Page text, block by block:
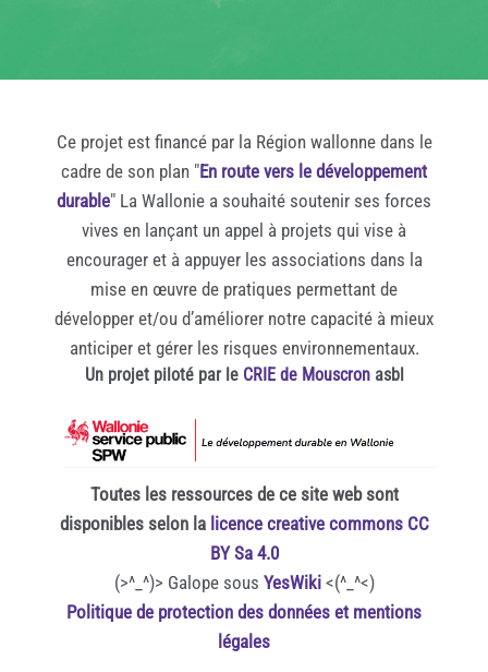
Ce projet est financé par la Région wallonne dans le
cadre de son plan "En route vers le développement
durable" La Wallonie a souhaité soutenir ses forces
vives en lançant un appel à projets qui vise à
encourager et à appuyer les associations dans la
mise en œuvre de pratiques permettant de
développer et/ou d’améliorer notre capacité à mieux
anticiper et gérer les risques environnementaux.
Un projet piloté par le CRIE de Mouscronasbl
Toutes les ressources de ce site web sont
disponibles selon la licence creative commons CC
BY Sa 4.0
(>^_^)> Galope sous YesWiki<(^_^<)
Politique de protection des données et mentions
légales